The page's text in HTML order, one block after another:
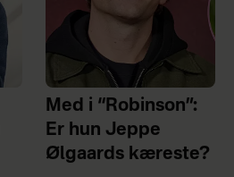
Med i “Robinson”:
Er hun Jeppe
Ølgaards kæreste?